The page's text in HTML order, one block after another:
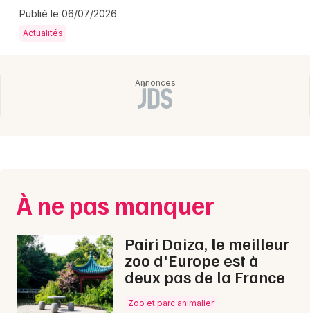
Basse-Normandie
Actus à Caen
Magazine à Caen
Publié le 06/07/2026
Actualités
À ne pas manquer
Pairi Daiza, le meilleur
zoo d'Europe est à
deux pas de la France
Zoo et parc animalier